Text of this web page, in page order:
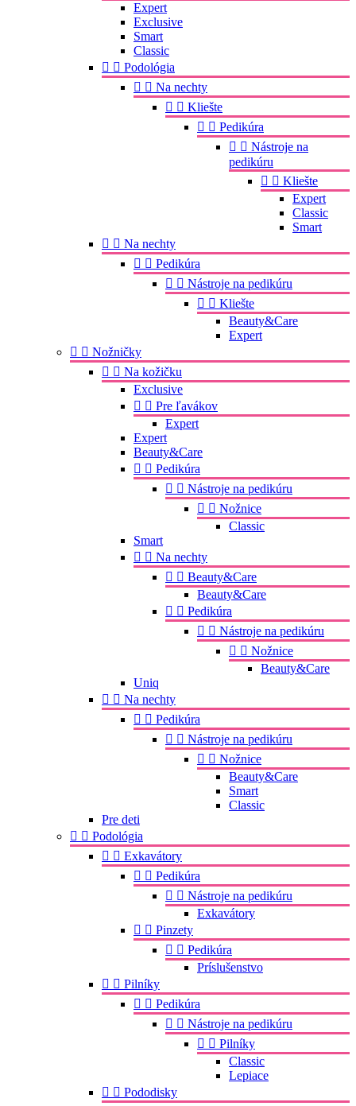
Expert
Exclusive
Smart
Classic
  Podológia
  Na nechty
  Kliešte
  Pedikúra
  Nástroje na
pedikúru
  Kliešte
Expert
Classic
Smart
  Na nechty
  Pedikúra
  Nástroje na pedikúru
  Kliešte
Beauty&Care
Expert
  Nožničky
  Na kožičku
Exclusive
  Pre ľavákov
Expert
Expert
Beauty&Care
  Pedikúra
  Nástroje na pedikúru
  Nožnice
Classic
Smart
  Na nechty
  Beauty&Care
Beauty&Care
  Pedikúra
  Nástroje na pedikúru
  Nožnice
Beauty&Care
Uniq
  Na nechty
  Pedikúra
  Nástroje na pedikúru
  Nožnice
Beauty&Care
Smart
Classic
Pre deti
  Podológia
  Exkavátory
  Pedikúra
  Nástroje na pedikúru
Exkavátory
  Pinzety
  Pedikúra
Príslušenstvo
  Pilníky
  Pedikúra
  Nástroje na pedikúru
  Pilníky
Classic
Lepiace
  Pododisky